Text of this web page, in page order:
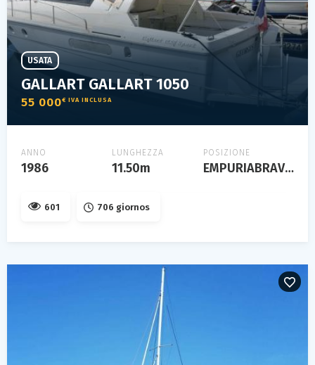
GALLART GALLART 1050
55 000€ IVA INCLUSA
USATA
ANNO
1986
LUNGHEZZA
11.50m
POSIZIONE
EMPURIABRAVA ESPAGNE
601 706 giornos